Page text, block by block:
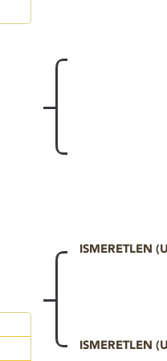
ISMERETLEN
ISMERETLEN